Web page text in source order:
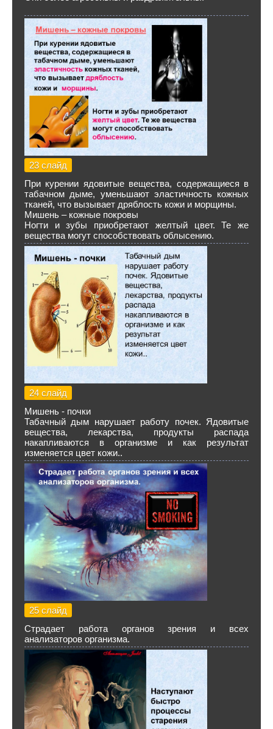
23 слайд
При курении ядовитые вещества, содержащиеся в
табачном дыме, уменьшают эластичность кожных
тканей, что вызывает дряблость кожи и морщины.
Мишень – кожные покровы
Ногти и зубы приобретают желтый цвет. Те же
вещества могут способствовать облысению.
24 слайд
Мишень - почки
Табачный дым нарушает работу почек. Ядовитые
вещества, лекарства, продукты распада
накапливаются в организме и как результат
изменяется цвет кожи..
25 слайд
Страдает работа органов зрения и всех
анализаторов организма.